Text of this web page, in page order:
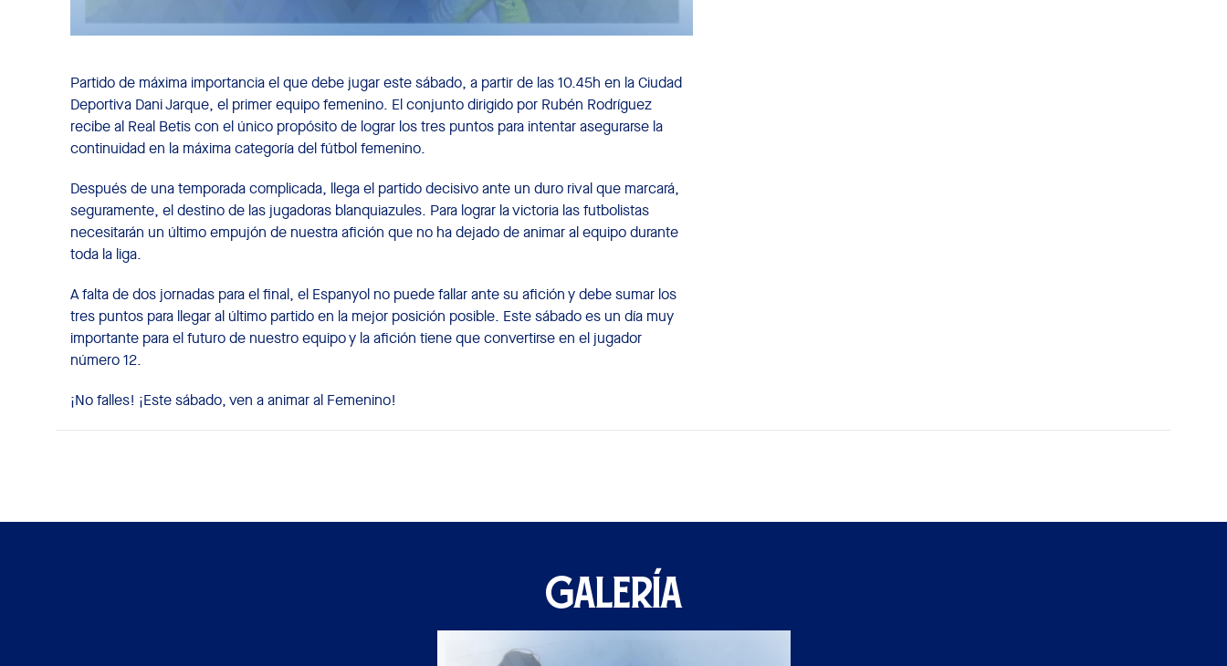
Partido de máxima importancia el que debe jugar este sábado, a partir de las 10.45h en la Ciudad
Deportiva Dani Jarque, el primer equipo femenino. El conjunto dirigido por Rubén Rodríguez
recibe al Real Betis con el único propósito de lograr los tres puntos para intentar asegurarse la
continuidad en la máxima categoría del fútbol femenino.
Después de una temporada complicada, llega el partido decisivo ante un duro rival que marcará,
seguramente, el destino de las jugadoras blanquiazules. Para lograr la victoria las futbolistas
necesitarán un último empujón de nuestra afición que no ha dejado de animar al equipo durante
toda la liga.
A falta de dos jornadas para el final, el Espanyol no puede fallar ante su afición y debe sumar los
tres puntos para llegar al último partido en la mejor posición posible. Este sábado es un día muy
importante para el futuro de nuestro equipo y la afición tiene que convertirse en el jugador
número 12.
¡No falles! ¡Este sábado, ven a animar al Femenino!
GALERÍA